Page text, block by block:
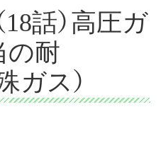
18話）高圧ガ
の耐
ス）